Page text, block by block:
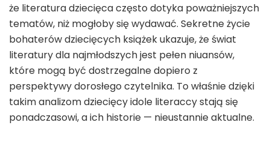
że literatura dziecięca często dotyka poważniejszych
tematów, niż mogłoby się wydawać. Sekretne życie
bohaterów dziecięcych książek ukazuje, że świat
literatury dla najmłodszych jest pełen niuansów,
które mogą być dostrzegalne dopiero z
perspektywy dorosłego czytelnika. To właśnie dzięki
takim analizom dziecięcy idole literaccy stają się
ponadczasowi, a ich historie — nieustannie aktualne.